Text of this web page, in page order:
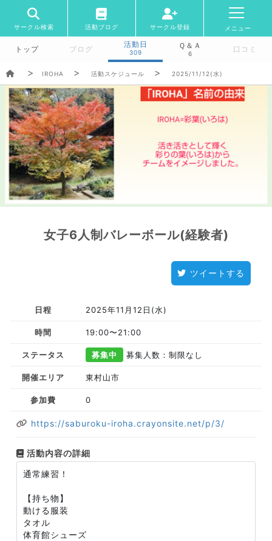
サークル検索 活動ブログ サークル登録 メニュー
トップ ブログ
活動日
309
Ｑ＆Ａ
6 口コミ
IROHA 活動スケジュール 2025/11/12(水)
女子6人制バレーボール(経験者)
ツイートする
日程 2025年11月12日(水)
時間 19:00〜21:00
ステータス 募集中 募集人数：制限なし
開催エリア 東村山市
参加費 0
https://saburoku-iroha.crayonsite.net/p/3/
活動内容の詳細
通常練習！
【持ち物】
動ける服装
タオル
体育館シューズ